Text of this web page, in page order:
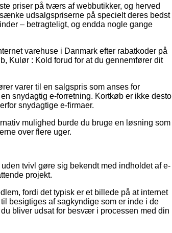
priser på tværs af webbutikker, og herved
udsalgspriserne på specielt deres bedst
– betragteligt, og endda nogle gange
varehuse i Danmark efter rabatkoder på
Kulør : Kold forud for at du gennemfører dit
varer til en salgspris som anses for
snydagtig e-forretning. Kortkøb er ikke desto
snydagtige e-firmaer.
mulighed burde du bruge en løsning som
over flere uger.
tvivl gøre sig bekendt med indholdet af e-
projekt.
fordi det typisk er et billede på at internet
besigtiges af sagkyndige som er inde i de
bliver udsat for besvær i processen med din